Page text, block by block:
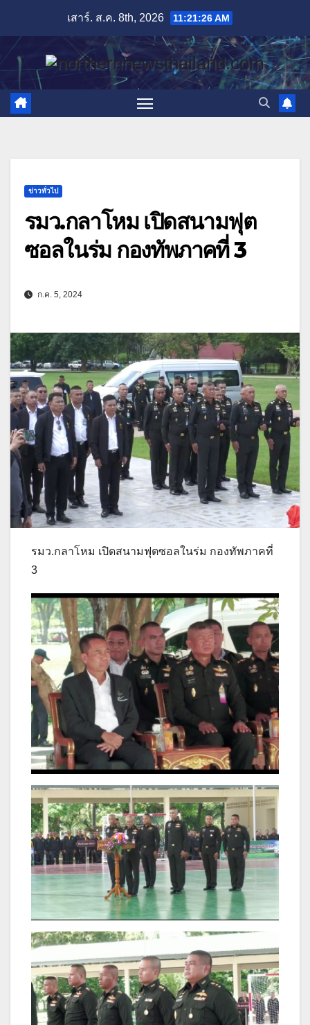
content
เสาร์. ส.ค. 8th, 2026 11:21:28 AM
ข่าวทั่วไป
รมว.กลาโหม เปิดสนามฟุต
ซอลในร่ม กองทัพภาคที่ 3
ก.ค. 5, 2024
รมว.กลาโหม เปิดสนามฟุตซอลในร่ม กองทัพภาคที่
3